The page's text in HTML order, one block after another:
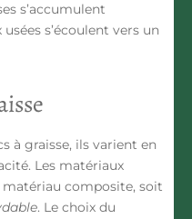
s’accumulent
s’écoulent vers un
à graisse, ils varient en
. Les matériaux
composite, soit
. Le choix du